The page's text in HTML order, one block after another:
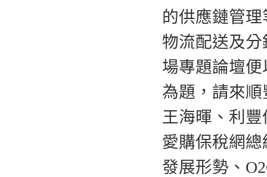
的供應鏈管
物流配送及
場專題論壇
為題，請來
王海暉、利
愛購保稅網
發展形勢、